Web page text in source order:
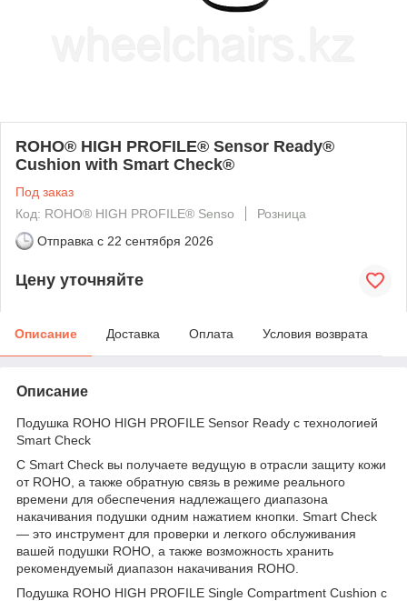
ROHO® HIGH PROFILE® Sensor Ready®
Cushion with Smart Check®
Под заказ
Код: ROHO® HIGH PROFILE® Senso
Розница
Отправка с 22 сентября 2026
Цену уточняйте
Описание Доставка Оплата Условия возврата
Описание
Подушка ROHO HIGH PROFILE Sensor Ready с технологией
Smart Check
С Smart Check вы получаете ведущую в отрасли защиту кожи
от ROHO, а также обратную связь в режиме реального
времени для обеспечения надлежащего диапазона
накачивания подушки одним нажатием кнопки. Smart Check
— это инструмент для проверки и легкого обслуживания
вашей подушки ROHO, а также возможность хранить
рекомендуемый диапазон накачивания ROHO.
Подушка ROHO HIGH PROFILE Single Compartment Cushion с